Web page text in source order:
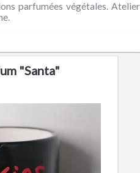
parfumées végétales. Atelier
"Santa"